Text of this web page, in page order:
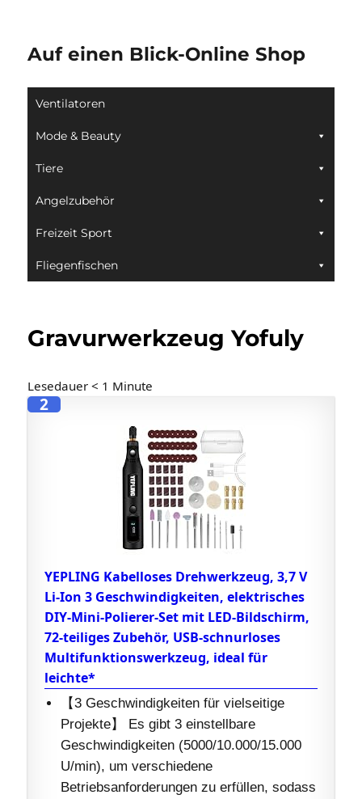
Auf einen Blick-Online Shop
Ventilatoren
Mode & Beauty
Tiere
Angelzubehör
Freizeit Sport
Fliegenfischen
Gravurwerkzeug Yofuly
Lesedauer < 1 Minute
2
YEPLING Kabelloses Drehwerkzeug, 3,7 V
Li-Ion 3 Geschwindigkeiten, elektrisches
DIY-Mini-Polierer-Set mit LED-Bildschirm,
72-teiliges Zubehör, USB-schnurloses
Multifunktionswerkzeug, ideal für
leichte*
【3 Geschwindigkeiten für vielseitige
Projekte】 Es gibt 3 einstellbare
Geschwindigkeiten (5000/10.000/15.000
U/min), um verschiedene
Betriebsanforderungen zu erfüllen, sodass